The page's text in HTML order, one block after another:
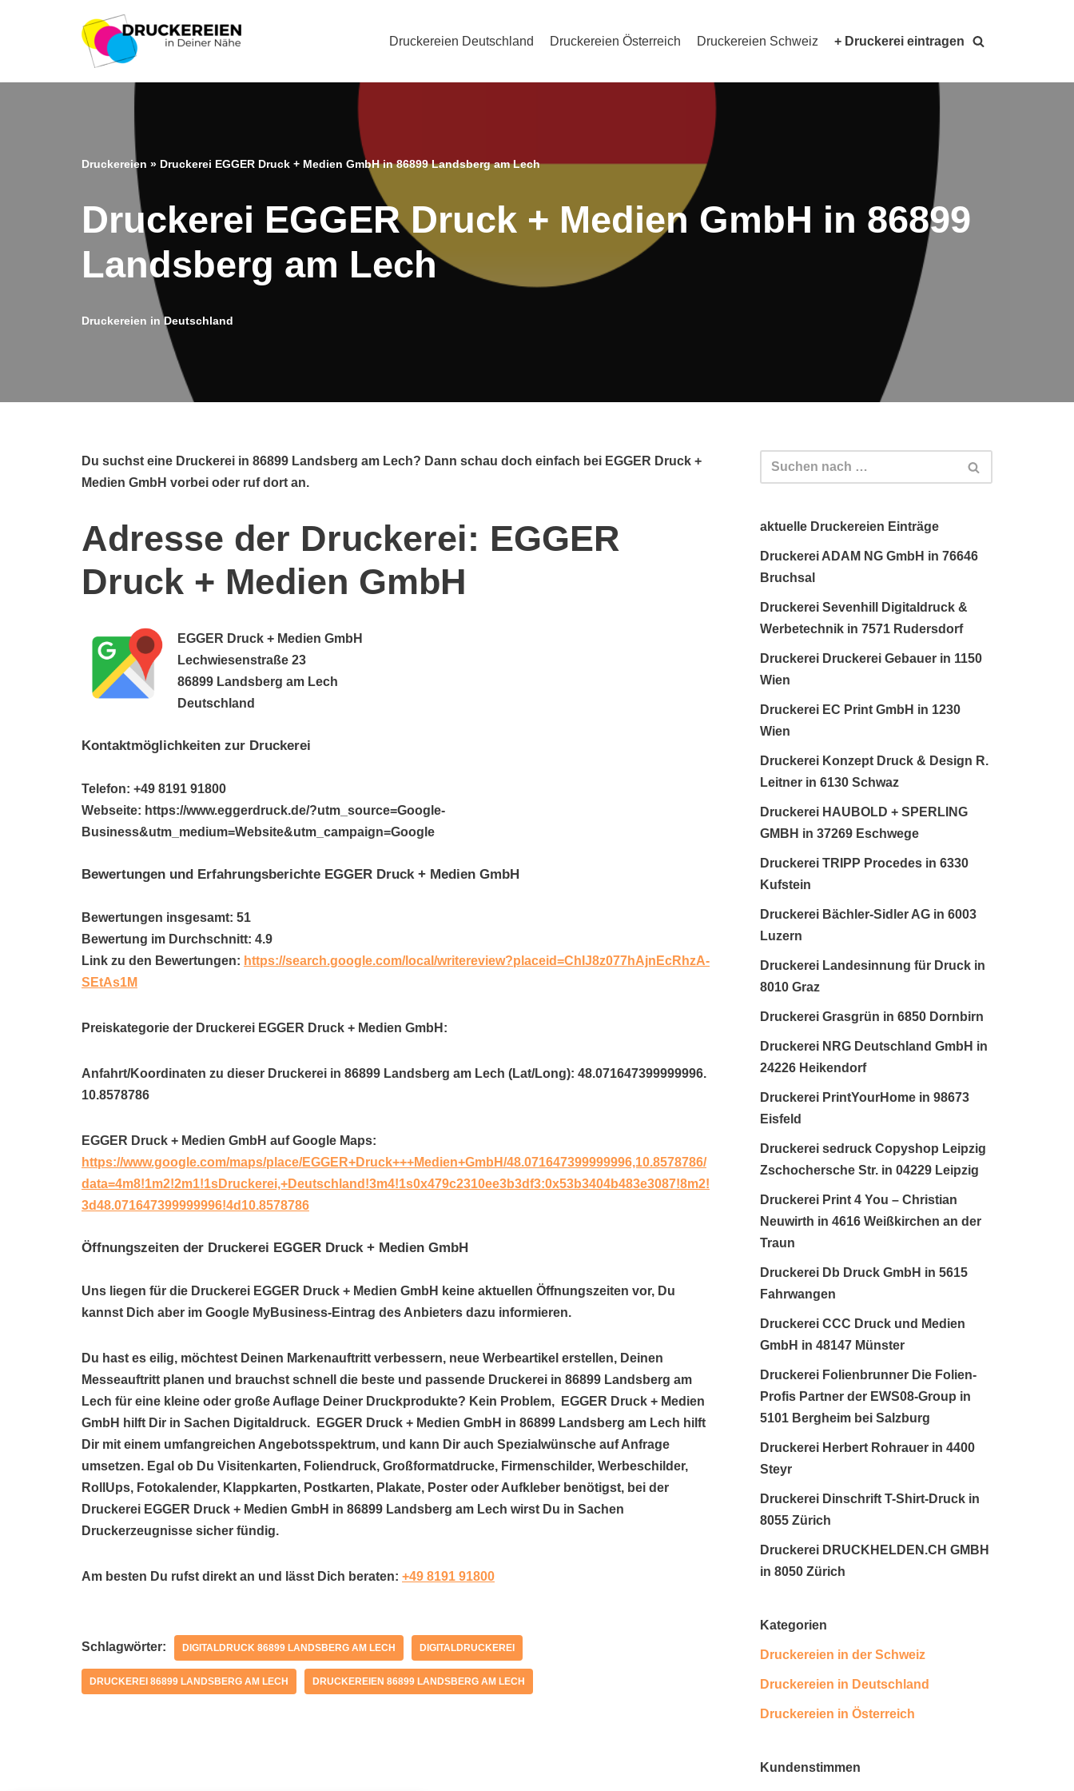
Druckereien Deutschland Druckereien Österreich Druckereien Schweiz + Druckerei eintragen
Druckereien » Druckerei EGGER Druck + Medien GmbH in 86899 Landsberg am Lech
Druckerei EGGER Druck + Medien GmbH in 86899
Landsberg am Lech
Druckereien in Deutschland
Du suchst eine Druckerei in 86899 Landsberg am Lech? Dann schau doch einfach bei EGGER Druck +
Medien GmbH vorbei oder ruf dort an.
Adresse der Druckerei: EGGER
Druck + Medien GmbH
EGGER Druck + Medien GmbH
Lechwiesenstraße 23
86899 Landsberg am Lech
Deutschland
Kontaktmöglichkeiten zur Druckerei
Telefon: +49 8191 91800
Webseite: https://www.eggerdruck.de/?utm_source=Google-
Business&utm_medium=Website&utm_campaign=Google
Bewertungen und Erfahrungsberichte EGGER Druck + Medien GmbH
Bewertungen insgesamt: 51
Bewertung im Durchschnitt: 4.9
Link zu den Bewertungen: https://search.google.com/local/writereview?placeid=ChIJ8z077hAjnEcRhzA-
SEtAs1M
Preiskategorie der Druckerei EGGER Druck + Medien GmbH:
Anfahrt/Koordinaten zu dieser Druckerei in 86899 Landsberg am Lech (Lat/Long): 48.071647399999996.
10.8578786
EGGER Druck + Medien GmbH auf Google Maps:
https://www.google.com/maps/place/EGGER+Druck+++Medien+GmbH/48.071647399999996,10.8578786/
data=4m8!1m2!2m1!1sDruckerei,+Deutschland!3m4!1s0x479c2310ee3b3df3:0x53b3404b483e3087!8m2!
3d48.071647399999996!4d10.8578786
Öffnungszeiten der Druckerei EGGER Druck + Medien GmbH
Uns liegen für die Druckerei EGGER Druck + Medien GmbH keine aktuellen Öffnungszeiten vor, Du
kannst Dich aber im Google MyBusiness-Eintrag des Anbieters dazu informieren.
Du hast es eilig, möchtest Deinen Markenauftritt verbessern, neue Werbeartikel erstellen, Deinen
Messeauftritt planen und brauchst schnell die beste und passende Druckerei in 86899 Landsberg am
Lech für eine kleine oder große Auflage Deiner Druckprodukte? Kein Problem, EGGER Druck + Medien
GmbH hilft Dir in Sachen Digitaldruck. EGGER Druck + Medien GmbH in 86899 Landsberg am Lech hilft
Dir mit einem umfangreichen Angebotsspektrum, und kann Dir auch Spezialwünsche auf Anfrage
umsetzen. Egal ob Du Visitenkarten, Foliendruck, Großformatdrucke, Firmenschilder, Werbeschilder,
RollUps, Fotokalender, Klappkarten, Postkarten, Plakate, Poster oder Aufkleber benötigst, bei der
Druckerei EGGER Druck + Medien GmbH in 86899 Landsberg am Lech wirst Du in Sachen
Druckerzeugnisse sicher fündig.
Am besten Du rufst direkt an und lässt Dich beraten: +49 8191 91800
Schlagwörter: DIGITALDRUCK 86899 LANDSBERG AM LECH DIGITALDRUCKEREI
DRUCKEREI 86899 LANDSBERG AM LECH DRUCKEREIEN 86899 LANDSBERG AM LECH
aktuelle Druckereien Einträge
Druckerei ADAM NG GmbH in 76646
Bruchsal
Druckerei Sevenhill Digitaldruck &
Werbetechnik in 7571 Rudersdorf
Druckerei Druckerei Gebauer in 1150
Wien
Druckerei EC Print GmbH in 1230
Wien
Druckerei Konzept Druck & Design R.
Leitner in 6130 Schwaz
Druckerei HAUBOLD + SPERLING
GMBH in 37269 Eschwege
Druckerei TRIPP Procedes in 6330
Kufstein
Druckerei Bächler-Sidler AG in 6003
Luzern
Druckerei Landesinnung für Druck in
8010 Graz
Druckerei Grasgrün in 6850 Dornbirn
Druckerei NRG Deutschland GmbH in
24226 Heikendorf
Druckerei PrintYourHome in 98673
Eisfeld
Druckerei sedruck Copyshop Leipzig
Zschochersche Str. in 04229 Leipzig
Druckerei Print 4 You – Christian
Neuwirth in 4616 Weißkirchen an der
Traun
Druckerei Db Druck GmbH in 5615
Fahrwangen
Druckerei CCC Druck und Medien
GmbH in 48147 Münster
Druckerei Folienbrunner Die Folien-
Profis Partner der EWS08-Group in
5101 Bergheim bei Salzburg
Druckerei Herbert Rohrauer in 4400
Steyr
Druckerei Dinschrift T-Shirt-Druck in
8055 Zürich
Druckerei DRUCKHELDEN.CH GMBH
in 8050 Zürich
Kategorien
Druckereien in der Schweiz
Druckereien in Deutschland
Druckereien in Österreich
Kundenstimmen